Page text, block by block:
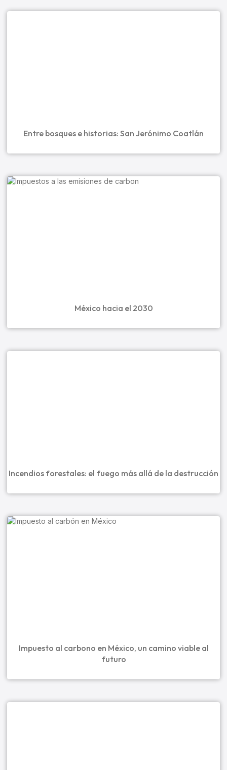
Entre bosques e historias: San Jerónimo Coatlán
México hacia el 2030
Incendios forestales: el fuego más allá de la destrucción
Impuesto al carbono en México, un camino viable al
futuro